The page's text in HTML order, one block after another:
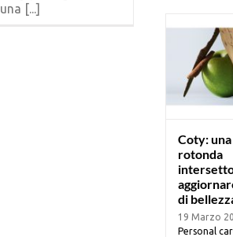
una [...]
Coty:
rotonda
di
19 Marzo
Personal